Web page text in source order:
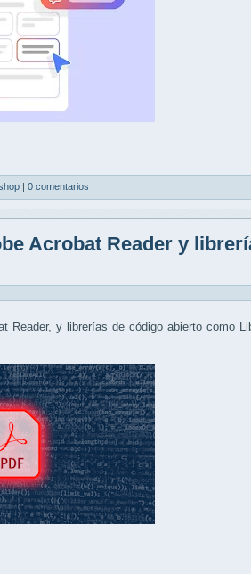
0 comentarios
Acrobat Reader y
Reader, y librerías de código abierto como